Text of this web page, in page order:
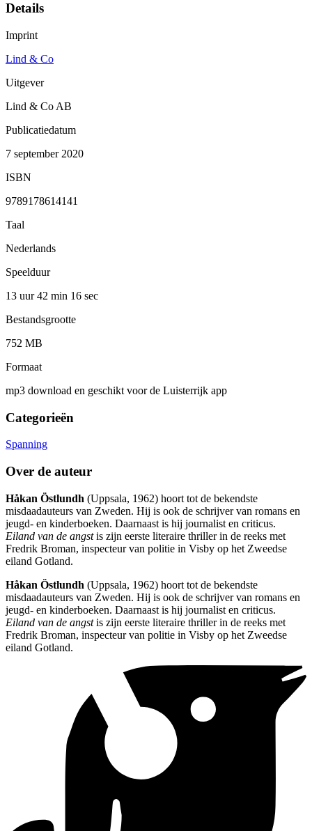
Details
Imprint
Lind & Co
Uitgever
Lind & Co AB
Publicatiedatum
7 september 2020
ISBN
9789178614141
Taal
Nederlands
Speelduur
13 uur 42 min 16 sec
Bestandsgrootte
752 MB
Formaat
mp3 download en geschikt voor de Luisterrijk app
Categorieën
Spanning
Over de auteur
Håkan Östlundh (Uppsala, 1962) hoort tot de bekendste
misdaadauteurs van Zweden. Hij is ook de schrijver van romans en
jeugd- en kinderboeken. Daarnaast is hij journalist en criticus.
Eiland van de angstis zijn eerste literaire thriller in de reeks met
Fredrik Broman, inspecteur van politie in Visby op het Zweedse
eiland Gotland.
Håkan Östlundh (Uppsala, 1962) hoort tot de bekendste
misdaadauteurs van Zweden. Hij is ook de schrijver van romans en
jeugd- en kinderboeken. Daarnaast is hij journalist en criticus.
Eiland van de angstis zijn eerste literaire thriller in de reeks met
Fredrik Broman, inspecteur van politie in Visby op het Zweedse
eiland Gotland.